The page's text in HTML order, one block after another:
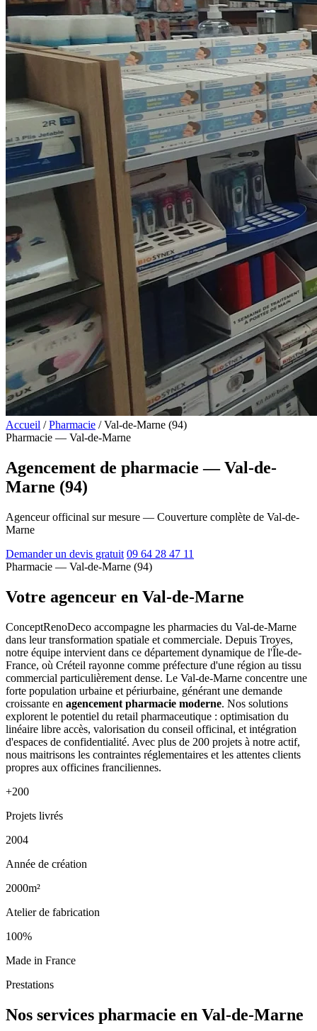
Accueil / Pharmacie / Val-de-Marne (94)
Pharmacie — Val-de-Marne
Agencement de pharmacie — Val-de-
Marne (94)
Agenceur officinal sur mesure — Couverture complète de Val-de-
Marne
Demander un devis gratuit 09 64 28 47 11
Pharmacie — Val-de-Marne (94)
Votre agenceur en Val-de-Marne
ConceptRenoDeco accompagne les pharmacies du Val-de-Marne
dans leur transformation spatiale et commerciale. Depuis Troyes,
notre équipe intervient dans ce département dynamique de l'Île-de-
France, où Créteil rayonne comme préfecture d'une région au tissu
commercial particulièrement dense. Le Val-de-Marne concentre une
forte population urbaine et périurbaine, générant une demande
croissante en agencement pharmacie moderne. Nos solutions
explorent le potentiel du retail pharmaceutique : optimisation du
linéaire libre accès, valorisation du conseil officinal, et intégration
d'espaces de confidentialité. Avec plus de 200 projets à notre actif,
nous maitrisons les contraintes réglementaires et les attentes clients
propres aux officines franciliennes.
+200
Projets livrés
2004
Année de création
2000m²
Atelier de fabrication
100%
Made in France
Prestations
Nos services pharmacie en Val-de-Marne